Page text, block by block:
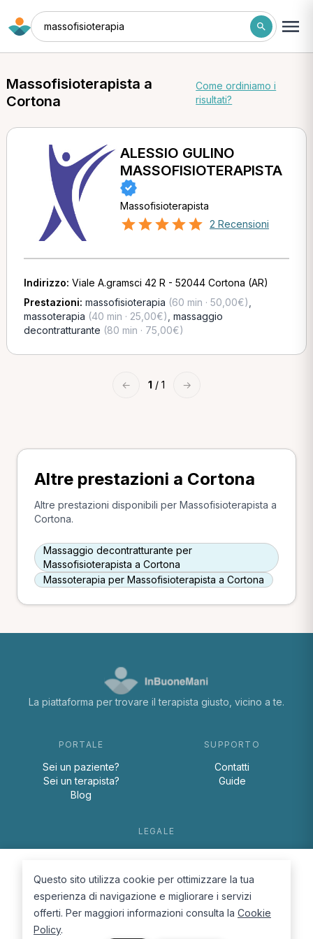
massofisioterapia
Massofisioterapista a
Cortona
Come ordiniamo i
risultati?
ALESSIO GULINO
MASSOFISIOTERAPISTA
Massofisioterapista
2 Recensioni
Indirizzo: Viale A.gramsci 42 R - 52044 Cortona (AR)
Prestazioni: massofisioterapia (60 min · 50,00€)
massoterapia (40 min · 25,00€) massaggio
decontratturante (80 min · 75,00€)
← 1 / 1 →
Altre prestazioni a Cortona
Altre prestazioni disponibili per Massofisioterapista a
Cortona.
Massaggio decontratturante per
Massofisioterapista a Cortona
Massoterapia per Massofisioterapista a Cortona
La piattaforma per trovare il terapista giusto, vicino a te.
PORTALE
Sei un paziente?
Sei un terapista?
Blog
SUPPORTO
Contatti
Guide
LEGALE
Cookie Policy
Questo sito utilizza cookie per ottimizzare la tua
esperienza di navigazione e migliorare i servizi
offerti. Per maggiori informazioni consulta la Cookie
Policy.